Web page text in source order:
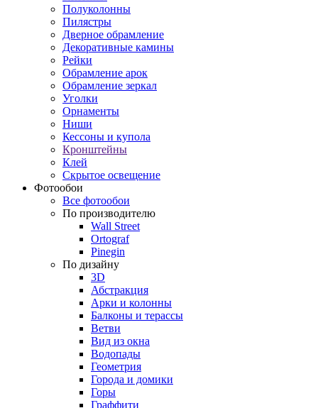
Полуколонны
Пилястры
Дверное обрамление
Декоративные камины
Рейки
Обрамление арок
Обрамление зеркал
Уголки
Орнаменты
Ниши
Кессоны и купола
Кронштейны
Клей
Скрытое освещение
Фотообои
Все фотообои
По производителю
Wall Street
Ortograf
Pinegin
По дизайну
3D
Абстракция
Арки и колонны
Балконы и терассы
Ветви
Вид из окна
Водопады
Геометрия
Города и домики
Горы
Граффити